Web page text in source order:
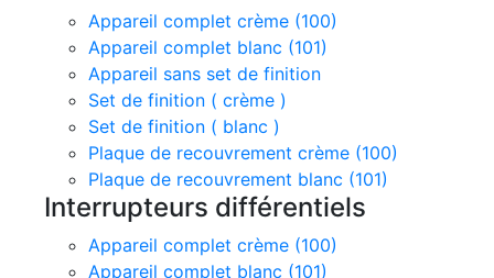
Appareil complet crème (100)
Appareil complet blanc (101)
Appareil sans set de finition
Set de finition ( crème )
Set de finition ( blanc )
Plaque de recouvrement crème (100)
Plaque de recouvrement blanc (101)
Interrupteurs différentiels
Appareil complet crème (100)
Appareil complet blanc (101)